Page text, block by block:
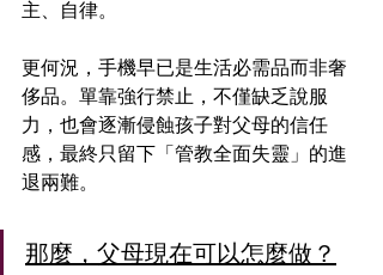
主、自律。
更何況，手機早已是生活必需品而非奢
侈品。單靠強行禁止，不僅缺乏說服
力，也會逐漸侵蝕孩子對父母的信任
感，最終只留下「管教全面失靈」的進
退兩難。
那麼，父母現在可以怎麼做？